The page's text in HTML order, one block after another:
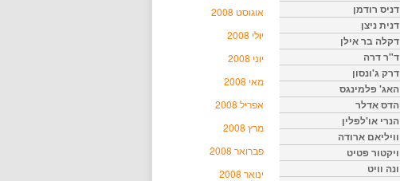
אוגוסט 2008
יולי 2008
יוני 2008
מאי 2008
אפריל 2008
מרץ 2008
פברואר 2008
ינואר 2008
דניס רודמן
דנית ניצן
דקלה בר אילן
ד"ר דרה
דרק ג'ונסון
האג' פלמינגס
הדס אדלר
הנרי או'לפלין
וויליאם ארודה
ויקטור פטיט
ונה וויט